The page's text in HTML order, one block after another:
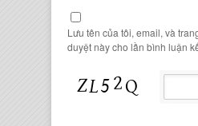
Lưu tên của tôi, email, và
duyệt này cho lần bình luận